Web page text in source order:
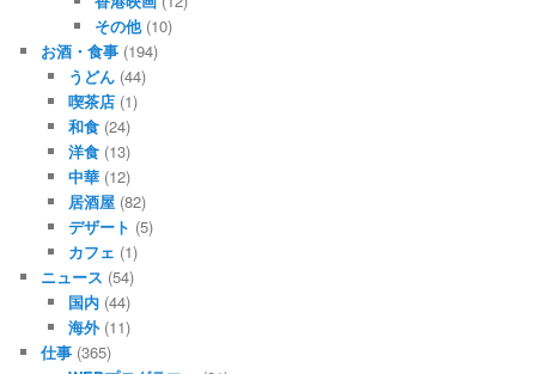
その他(10)
お酒・食事 (194)
うどん(44)
喫茶店(1)
和食(24)
洋食(13)
中華(12)
居酒屋(82)
デザート (5)
カフェ (1)
ニュース (54)
国内(44)
海外(11)
仕事 (365)